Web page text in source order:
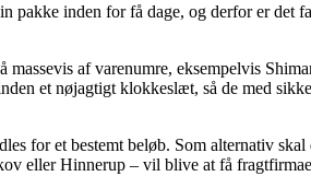
pakke inden for få dage, og derfor er det
massevis af varenumre, eksempelvis
et nøjagtigt klokkeslæt, så de med
for et bestemt beløb. Som alternativ skal
eller Hinnerup – vil blive at få